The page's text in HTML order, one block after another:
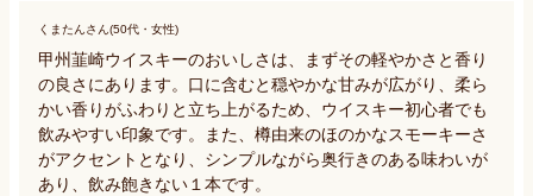
くまたんさん(50代・女性)
甲州韮崎ウイスキーのおいしさは、まずその軽やかさと香り
の良さにあります。口に含むと穏やかな甘みが広がり、柔ら
かい香りがふわりと立ち上がるため、ウイスキー初心者でも
飲みやすい印象です。また、樽由来のほのかなスモーキーさ
がアクセントとなり、シンプルながら奥行きのある味わいが
あり、飲み飽きない１本です。